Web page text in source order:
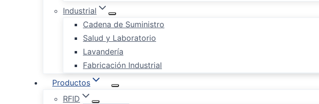
Industrial
Cadena de Suministro
Salud y Laboratorio
Lavandería
Fabricación Industrial
Productos
RFID